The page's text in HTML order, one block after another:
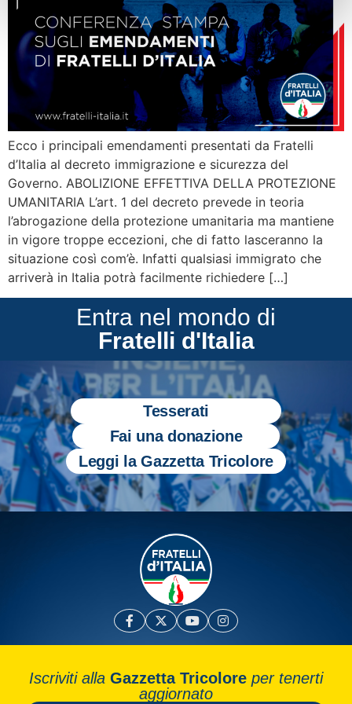
Ecco i principali emendamenti presentati da Fratelli
d’Italia al decreto immigrazione e sicurezza del
Governo. ABOLIZIONE EFFETTIVA DELLA PROTEZIONE
UMANITARIA L’art. 1 del decreto prevede in teoria
l’abrogazione della protezione umanitaria ma mantiene
in vigore troppe eccezioni, che di fatto lasceranno la
situazione così com’è. Infatti qualsiasi immigrato che
arriverà in Italia potrà facilmente richiedere […]
Entra nel mondo di
Fratelli d'Italia
Tesserati
Fai una donazione
Leggi la Gazzetta Tricolore
Iscriviti alla Gazzetta Tricolore per tenerti
aggiornato